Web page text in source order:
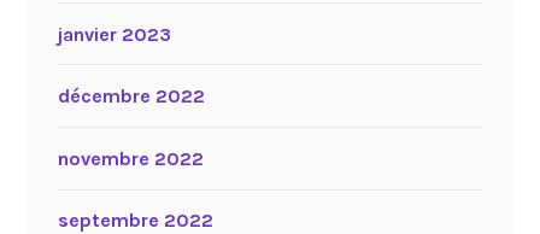
janvier 2023
décembre 2022
novembre 2022
septembre 2022